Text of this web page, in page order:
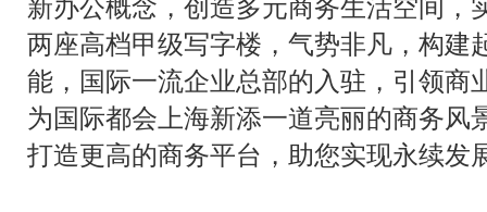
新办公概念，创造多元商务生活空间，
两座高档甲级写字楼，气势非凡，构建
能，国际一流企业总部的入驻，引领商
为国际都会上海新添一道亮丽的商务风
打造更高的商务平台，助您实现永续发